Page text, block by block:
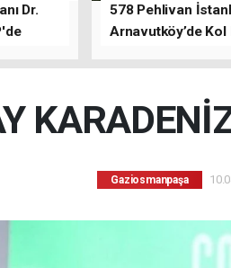
Dr.
578 Pehlivan
Arnavutköy’de Kol
Gaziosmanpaşa